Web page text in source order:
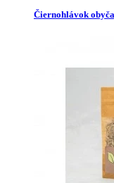
Čiernohlávok